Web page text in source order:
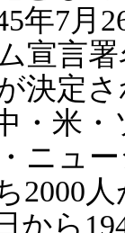
年7月
宣言
決定
・米
ニュ
2000
から